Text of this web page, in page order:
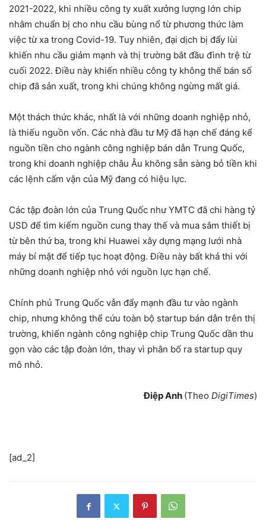
2021-2022, khi nhiều công ty xuất xưởng lượng lớn chip
nhằm chuẩn bị cho nhu cầu bùng nổ từ phương thức làm
việc từ xa trong Covid-19. Tuy nhiên, đại dịch bị đẩy lùi
khiến nhu cầu giảm mạnh và thị trường bắt đầu đình trệ từ
cuối 2022. Điều này khiến nhiều công ty không thể bán số
chip đã sản xuất, trong khi chúng không ngừng mất giá.
Một thách thức khác, nhất là với những doanh nghiệp nhỏ,
là thiếu nguồn vốn. Các nhà đầu tư Mỹ đã hạn chế đáng kể
nguồn tiền cho ngành công nghiệp bán dẫn Trung Quốc,
trong khi doanh nghiệp châu Âu không sẵn sàng bỏ tiền khi
các lệnh cấm vận của Mỹ đang có hiệu lực.
Các tập đoàn lớn của Trung Quốc như YMTC đã chi hàng tỷ
USD để tìm kiếm nguồn cung thay thế và mua sắm thiết bị
từ bên thứ ba, trong khi Huawei xây dựng mạng lưới nhà
máy bí mật để tiếp tục hoạt động. Điều này bất khả thi với
những doanh nghiệp nhỏ với nguồn lực hạn chế.
Chính phủ Trung Quốc vẫn đẩy mạnh đầu tư vào ngành
chip, nhưng không thể cứu toàn bộ startup bán dẫn trên thị
trường, khiến ngành công nghiệp chip Trung Quốc dần thu
gọn vào các tập đoàn lớn, thay vì phân bố ra startup quy
mô nhỏ.
Điệp Anh (Theo DigiTimes)
[ad_2]